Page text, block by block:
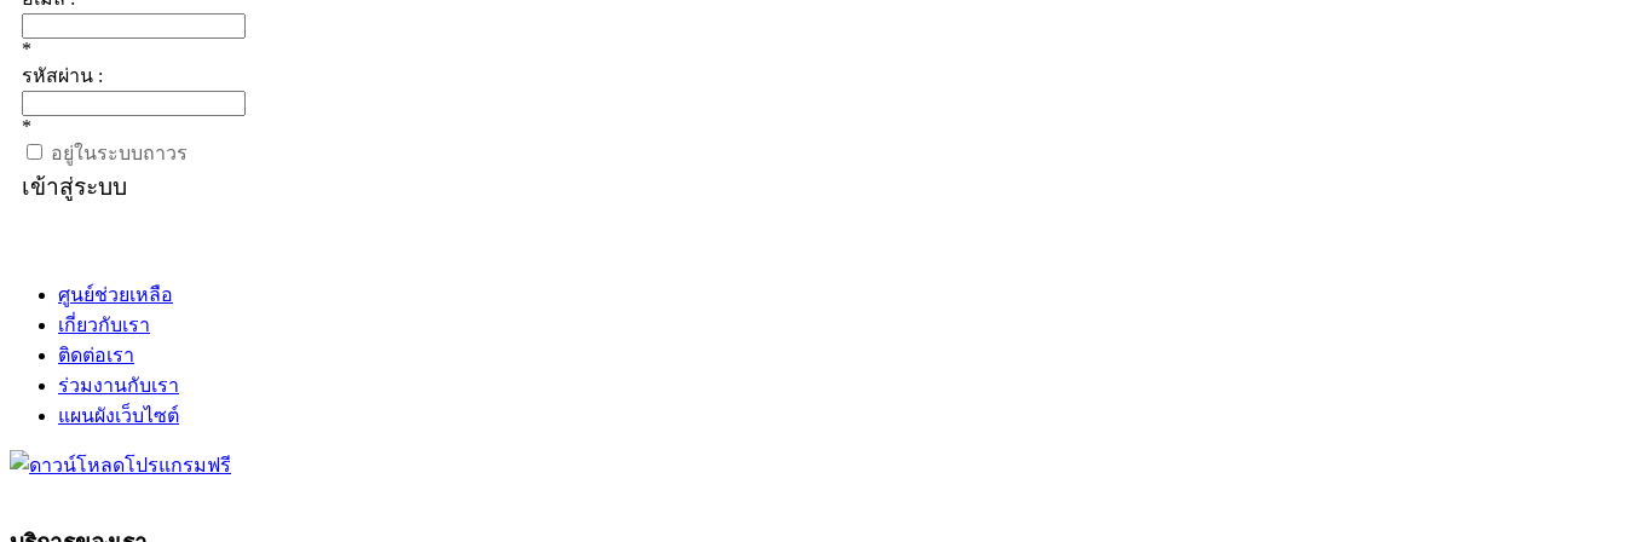
*
รหัสผ่าน :
*
อยู่ในระบบถาวร
เข้าสู่ระบบ
ศูนย์ช่วยเหลือ
เกี่ยวกับเรา
ติดต่อเรา
ร่วมงานกับเรา
แผนผังเว็บไซต์